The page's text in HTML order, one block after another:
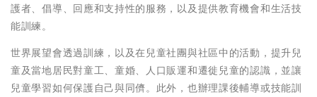
護者、倡導、回應和支持性的服務，以及提供教育機會和生活技
能訓練。
世界展望會透過訓練，以及在兒童社團與社區中的活動，提升兒
童及當地居民對童工、童婚、人口販運和遷徙兒童的認識，並讓
兒童學習如何保護自己與同儕。此外，也辦理課後輔導或技能訓